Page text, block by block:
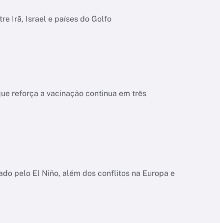
Irã, Israel e países do Golfo
reforça a vacinação continua em três
pelo El Niño, além dos conflitos na Europa e